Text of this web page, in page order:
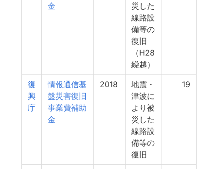
金
災した
線路設
備等の
復旧
（H28
繰越）
復
興
庁
情報通信基
盤災害復旧
事業費補助
金
2018
地震・
津波に
より被
災した
線路設
備等の
復旧
19